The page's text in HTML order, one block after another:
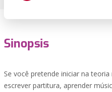
Sinopsis
Se você pretende iniciar na
escrever partitura, aprender